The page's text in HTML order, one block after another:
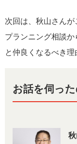
次回は、秋山さん
プランニング相談
と仲良くなるべき理
お話を伺っ